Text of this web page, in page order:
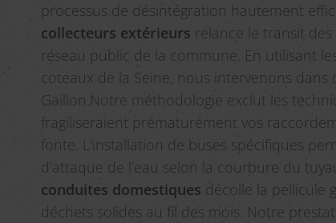
processus de désintégration hautement
collecteurs extérieurs relance le transit
réseau public de la commune. En utilisant
coteaux de la Seine, nous intervenons dans
Gaillon.Notre méthodologie exclut les
fragiliseraient prématurément vos
fonte. L'installation de buses spécifiques
d'attaque de l'eau selon la courbure du
conduites domestiques décolle la pellicule
déchets solides au fil des mois. Notre